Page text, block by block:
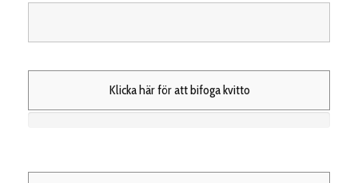
Klicka här för att bifoga kvitto